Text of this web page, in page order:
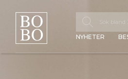
NYHETER